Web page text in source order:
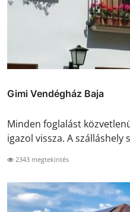
Gimi Vendégház Baja
Minden foglalást
igazol vissza. A szálláshely
2343 megtekintés